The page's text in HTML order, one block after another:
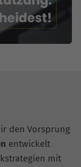
den Vorsprung
entwickelt
mit